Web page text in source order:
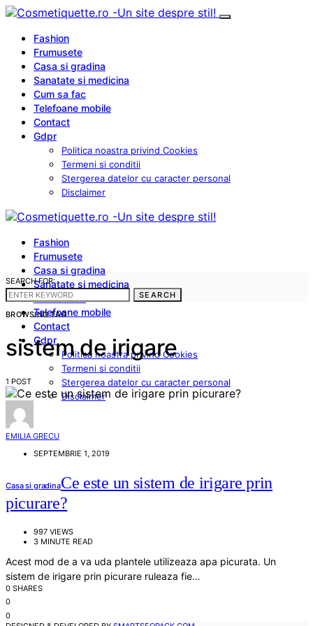
Fashion
Frumusete
Casa si gradina
Sanatate si medicina
Cum sa fac
Telefoane mobile
Contact
Gdpr
Politica noastra privind Cookies
Termeni si conditii
Stergerea datelor cu caracter personal
Disclaimer
Fashion
Frumusete
Casa si gradina
Sanatate si medicina
Cum sa fac
Telefoane mobile
Contact
Gdpr
Politica noastra privind Cookies
Termeni si conditii
Stergerea datelor cu caracter personal
Disclaimer
SEARCH FOR:
SEARCH
BROWSING TAG
sistem de irigare
1 POST
EMILIA GRECU
SEPTEMBRIE 1, 2019
Casa si gradinaCe este un sistem de irigare prin
picurare?
997 VIEWS
3 MINUTE READ
Acest mod de a va uda plantele utilizeaza apa picurata. Un
sistem de irigare prin picurare ruleaza fie…
0 SHARES
0
0